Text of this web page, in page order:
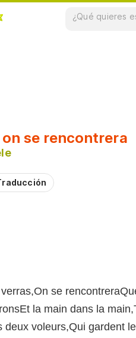
se rencontrera
se
la main dans la
voleurs,Qui gardent